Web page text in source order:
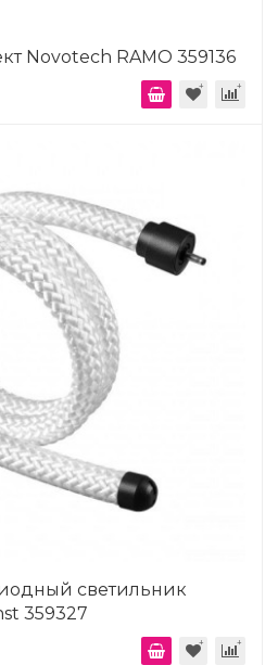
Novotech RAMO 359136
светильник
359327